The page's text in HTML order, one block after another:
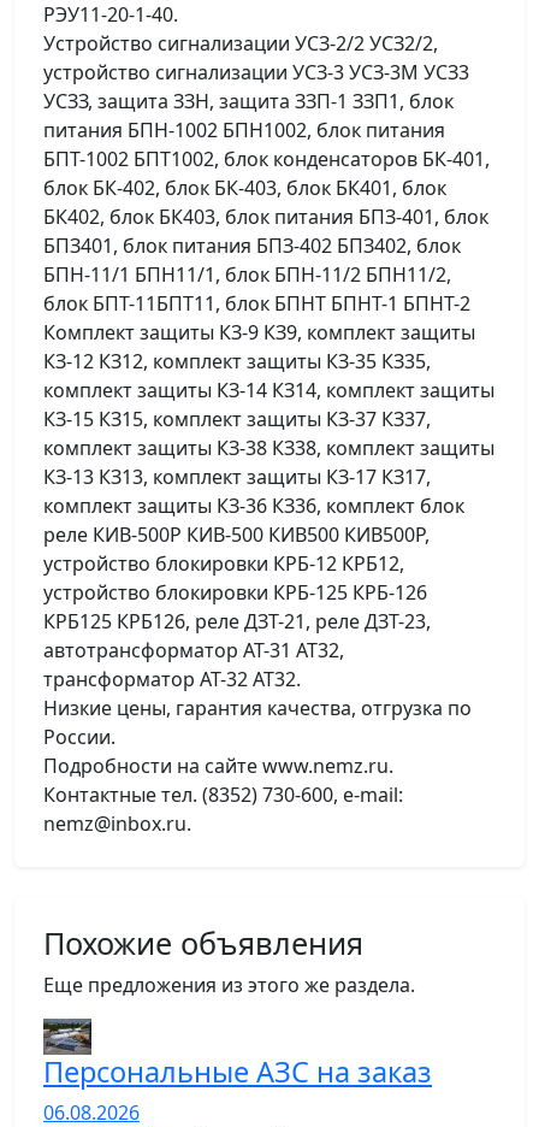
РЭУ11-20-1-40.
Устройство сигнализации УСЗ-2/2 УСЗ2/2,
устройство сигнализации УСЗ-3 УСЗ-3М УСЗ3
УСЗЗ, защита ЗЗН, защита ЗЗП-1 ЗЗП1, блок
питания БПН-1002 БПН1002, блок питания
БПТ-1002 БПТ1002, блок конденсаторов БК-401,
блок БК-402, блок БК-403, блок БК401, блок
БК402, блок БК403, блок питания БПЗ-401, блок
БПЗ401, блок питания БПЗ-402 БПЗ402, блок
БПН-11/1 БПН11/1, блок БПН-11/2 БПН11/2,
блок БПТ-11БПТ11, блок БПНТ БПНТ-1 БПНТ-2
Комплект защиты КЗ-9 КЗ9, комплект защиты
КЗ-12 КЗ12, комплект защиты КЗ-35 КЗ35,
комплект защиты КЗ-14 КЗ14, комплект защиты
КЗ-15 КЗ15, комплект защиты КЗ-37 КЗ37,
комплект защиты КЗ-38 КЗ38, комплект защиты
КЗ-13 КЗ13, комплект защиты КЗ-17 КЗ17,
комплект защиты КЗ-36 КЗ36, комплект блок
реле КИВ-500Р КИВ-500 КИВ500 КИВ500Р,
устройство блокировки КРБ-12 КРБ12,
устройство блокировки КРБ-125 КРБ-126
КРБ125 КРБ126, реле ДЗТ-21, реле ДЗТ-23,
автотрансформатор АТ-31 АТ32,
трансформатор АТ-32 АТ32.
Низкие цены, гарантия качества, отгрузка по
России.
Подробности на сайте www.nemz.ru.
Контактные тел. (8352) 730-600, e-mail:
nemz@inbox.ru.
Похожие объявления
Еще предложения из этого же раздела.
Персональные АЗС на заказ
06.08.2026